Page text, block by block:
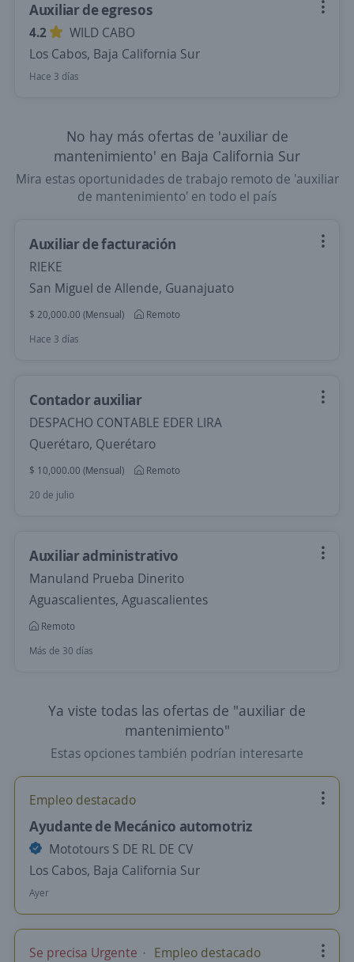
Auxiliar de egresos
4.2
WILD CABO
Los Cabos, Baja California Sur
Hace 3 días
No hay más ofertas de 'auxiliar de
mantenimiento' en Baja California Sur
Mira estas oportunidades de trabajo remoto de 'auxiliar
de mantenimiento' en todo el país
Auxiliar de facturación
RIEKE
San Miguel de Allende, Guanajuato
$ 20,000.00 (Mensual)
Remoto
Hace 3 días
Contador auxiliar
DESPACHO CONTABLE EDER LIRA
Querétaro, Querétaro
$ 10,000.00 (Mensual)
Remoto
20 de julio
Auxiliar administrativo
Manuland Prueba Dinerito
Aguascalientes, Aguascalientes
Remoto
Más de 30 días
Ya viste todas las ofertas de "auxiliar de
mantenimiento"
Estas opciones también podrían interesarte
Empleo destacado
Ayudante de Mecánico automotriz
Mototours S DE RL DE CV
Los Cabos, Baja California Sur
Ayer
Se precisa Urgente Empleo destacado